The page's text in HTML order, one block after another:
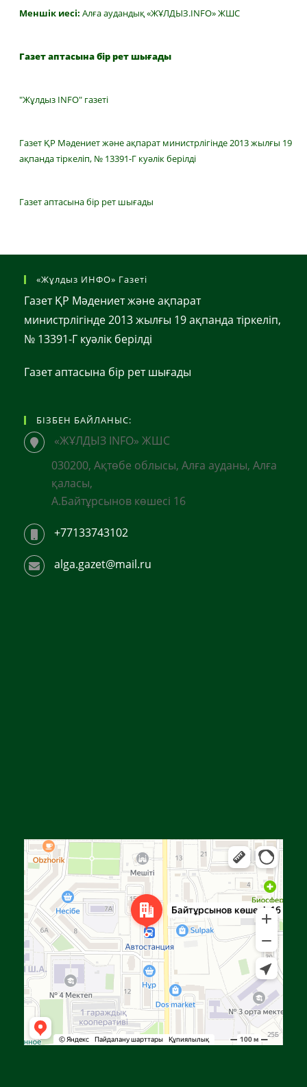
Меншік иесі: Алға аудандық «ЖҰЛДЫЗ.INFO» ЖШС
Газет аптасына бір рет шығады
"Жұлдыз INFO" газеті
Газет ҚР Мәдениет және ақпарат министрлігінде 2013 жылғы 19
ақпанда тіркеліп, № 13391-Г куәлік берілді
Газет аптасына бір рет шығады
«Жұлдыз ИНФО» Газеті
Газет ҚР Мәдениет және ақпарат
министрлігінде 2013 жылғы 19 ақпанда тіркеліп,
№ 13391-Г куәлік берілді
Газет аптасына бір рет шығады
БІЗБЕН БАЙЛАНЫС:
«ЖҰЛДЫЗ INFO» ЖШС
030200, Ақтөбе облысы, Алға ауданы, Алға
қаласы,
А.Байтұрсынов көшесі 16
+77133743102
alga.gazet@mail.ru
Яндекс Карталар — көлік, навигация, орындарды іздеу